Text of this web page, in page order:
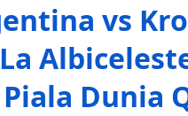
vs
Piala Dunia